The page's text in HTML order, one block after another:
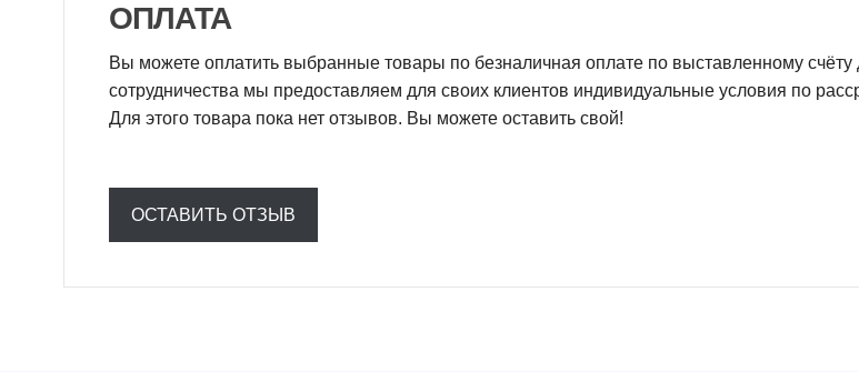
ОПЛАТА
Вы можете оплатить выбранные товары по безналичная оплате по выставленному
сотрудничества мы предоставляем для своих клиентов индивидуальные условия по
Для этого товара пока нет отзывов. Вы можете оставить свой!
ОСТАВИТЬ ОТЗЫВ